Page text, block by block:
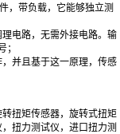
，带负载，它能够独立测
电路，无需外接电路。输
；
并且基于这一原理，传感
扭矩传感器，旋转式扭矩
扭力测试仪，进口扭力测